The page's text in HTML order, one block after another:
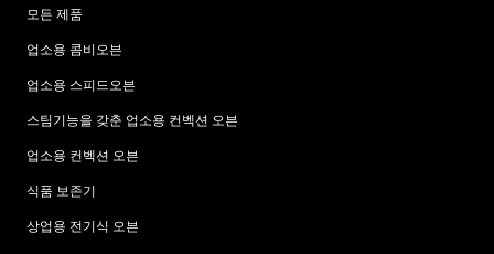
모든 제품
업소용 콤비오븐
업소용 스피드오븐
스팀기능을 갖춘 업소용 컨벡션 오븐
업소용 컨벡션 오븐
식품 보존기
상업용 전기식 오븐